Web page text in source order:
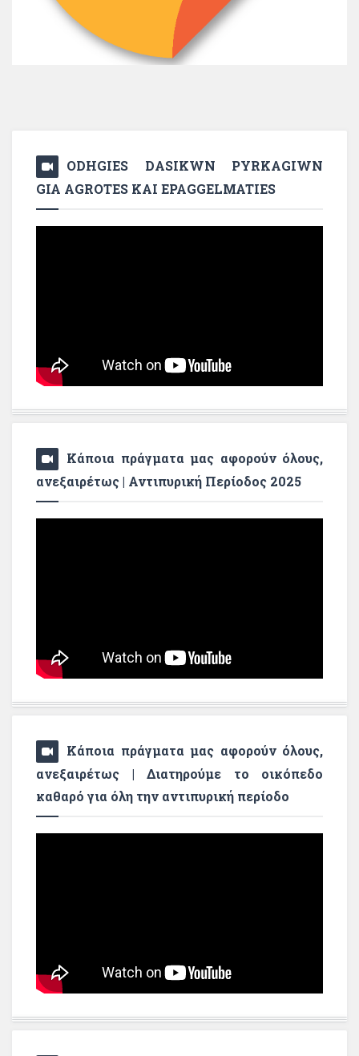
ODHGIES DASIKWN PYRKAGIWN
GIA AGROTES KAI EPAGGELMATIES
Κάποια πράγματα μας αφορούν όλους,
ανεξαιρέτως | Αντιπυρική Περίοδος 2025
Κάποια πράγματα μας αφορούν όλους,
ανεξαιρέτως | Διατηρούμε το οικόπεδο
καθαρό για όλη την αντιπυρική περίοδο